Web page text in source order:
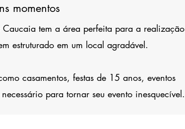
momentos
tem a área perfeita para a realização
estruturado em um local agradável.
casamentos, festas de 15 anos, eventos
para tornar seu evento inesquecível.